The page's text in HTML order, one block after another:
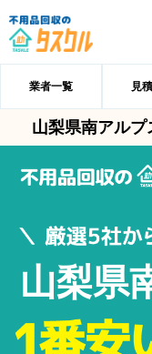
業者一覧 見
山梨県南アル
山梨県